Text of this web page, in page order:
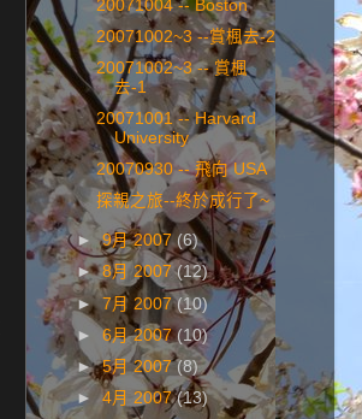
20071004 -- Boston
20071002~3 --賞楓去-2
20071002~3 -- 賞楓
去-1
20071001 -- Harvard
University
20070930 -- 飛向 USA
探親之旅--終於成行了~
►9月 2007(6)
►8月 2007(12)
► 7月 2007(10)
►6月 2007 (10)
►5月 2007(8)
►4月 2007(13)